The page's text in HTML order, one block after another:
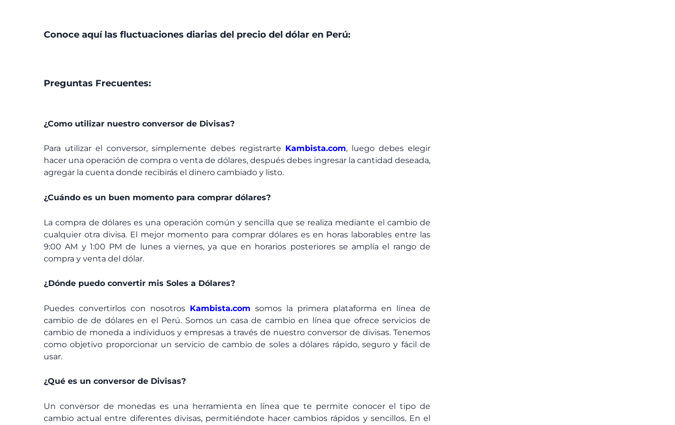
Conoce aquí las fluctuaciones diarias del precio del dólar en Perú:
Preguntas Frecuentes:
¿Como utilizar nuestro conversor de Divisas?
Para utilizar el conversor, simplemente debes registrarte Kambista.com, luego debes elegir
hacer una operación de compra o venta de dólares, después debes ingresar la cantidad deseada,
agregar la cuenta donde recibirás el dinero cambiado y listo.
¿Cuándo es un buen momento para comprar dólares?
La compra de dólares es una operación común y sencilla que se realiza mediante el cambio de
cualquier otra divisa. El mejor momento para comprar dólares es en horas laborables entre las
9:00 AM y 1:00 PM de lunes a viernes, ya que en horarios posteriores se amplía el rango de
compra y venta del dólar.
¿Dónde puedo convertir mis Soles a Dólares?
Puedes convertirlos con nosotros Kambista.com somos la primera plataforma en línea de
cambio de de dólares en el Perú. Somos un casa de cambio en línea que ofrece servicios de
cambio de moneda a individuos y empresas a través de nuestro conversor de divisas. Tenemos
como objetivo proporcionar un servicio de cambio de soles a dólares rápido, seguro y fácil de
usar.
¿Qué es un conversor de Divisas?
Un conversor de monedas es una herramienta en línea que te permite conocer el tipo de
cambio actual entre diferentes divisas, permitiéndote hacer cambios rápidos y sencillos. En el